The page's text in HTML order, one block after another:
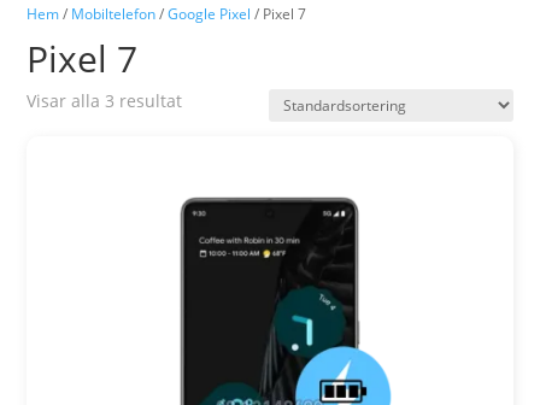
Hem/ Mobiltelefon/Google Pixel / Pixel 7
Pixel 7
Visar alla 3 resultat